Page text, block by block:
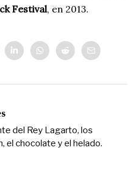
Festival, en 2013.
del Rey Lagarto, los
el chocolate y el helado.